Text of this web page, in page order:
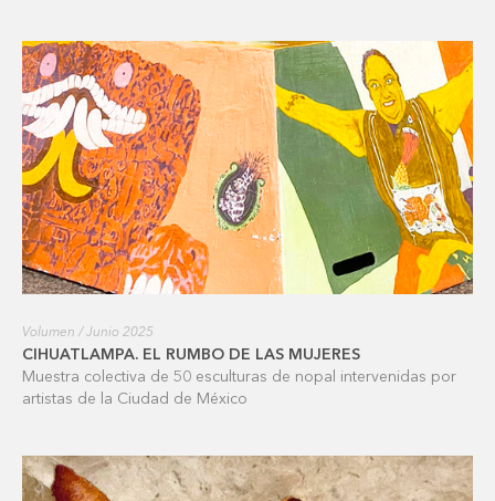
Volumen / Junio 2025
CIHUATLAMPA. EL RUMBO DE LAS MUJERES
Muestra colectiva de 50 esculturas de nopal intervenidas por
artistas de la Ciudad de México